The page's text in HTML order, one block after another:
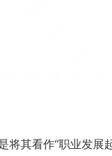
将其看作“职业发展